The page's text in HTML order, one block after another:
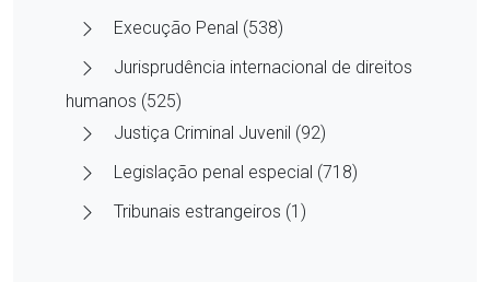
Execução Penal (538)
Jurisprudência internacional de direitos
humanos (525)
Justiça Criminal Juvenil (92)
Legislação penal especial (718)
Tribunais estrangeiros (1)